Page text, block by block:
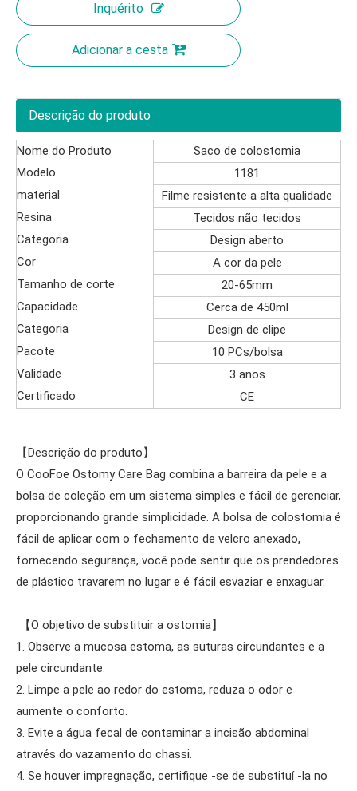
Inquérito
Adicionar a cesta
Descrição do produto
Nome do Produto
Saco de colostomia
Modelo
1181
material
Filme resistente a alta qualidade
Resina
Tecidos não tecidos
Categoria
Design aberto
Cor
A cor da pele
Tamanho de corte
20-65mm
Capacidade
Cerca de 450ml
Categoria
Design de clipe
Pacote
10 PCs/bolsa
Validade
3 anos
Certificado
CE
【Descrição do produto】
O CooFoe Ostomy Care Bag combina a barreira da pele e a
bolsa de coleção em um sistema simples e fácil de gerenciar,
proporcionando grande simplicidade. A bolsa de colostomia é
fácil de aplicar com o fechamento de velcro anexado,
fornecendo segurança, você pode sentir que os prendedores
de plástico travarem no lugar e é fácil esvaziar e enxaguar.
【O objetivo de substituir a ostomia】
1. Observe a mucosa estoma, as suturas circundantes e a
pele circundante.
2. Limpe a pele ao redor do estoma, reduza o odor e
aumente o conforto.
3. Evite a água fecal de contaminar a incisão abdominal
através do vazamento do chassi.
4. Se houver impregnação, certifique -se de substituí -la no